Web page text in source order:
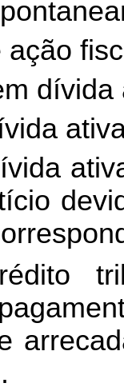
ação
dívida